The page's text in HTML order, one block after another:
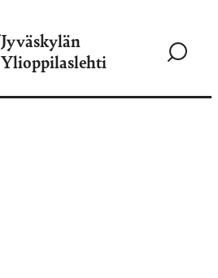
Jyväskylän
Ylioppilaslehti
Siirry